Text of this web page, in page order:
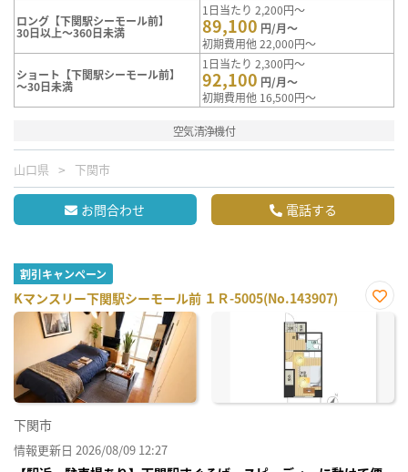
ロング【下関駅シーモール前】
30日以上～360日未満
1日当たり 2,200円～
89,100 円/月～
初期費用他 22,000円～
ショート【下関駅シーモール前】
～30日未満
1日当たり 2,300円～
92,100 円/月～
初期費用他 16,500円～
空気清浄機付
山口県 下関市
お問合わせ 電話する
割引キャンペーン
Kマンスリー下関駅シーモール前 １Ｒ-5005(No.143907)
お気
下関市
情報更新日 2026/08/09 12:27